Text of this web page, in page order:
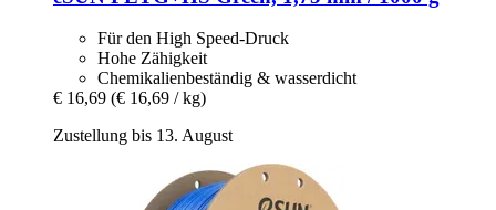
Für den High Speed-Druck
Hohe Zähigkeit
Chemikalienbeständig & wasserdicht
€ 16,69 (€ 16,69 / kg)
Zustellung bis 13. August